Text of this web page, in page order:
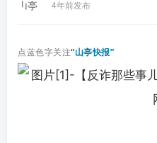
4年前发布
点蓝色字关注“山亭快报”